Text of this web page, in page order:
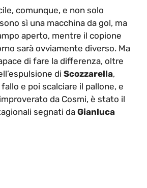
comunque, e non solo
sì una macchina da gol, ma
aperto, mentre il copione
sarà ovviamente diverso. Ma
di fare la differenza, oltre
di Scozzarella,
e poi scalciare il pallone, e
da Cosmi, è stato il
segnati da Gianluca